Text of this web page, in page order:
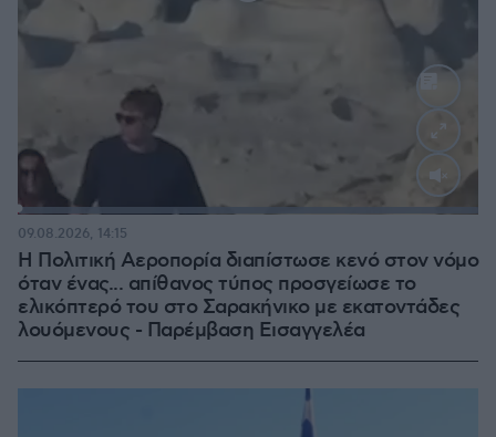
:
Η Πολιτική Αεροπορία διαπίστωσε κενό στον νόμο
όταν ένας... απίθανος τύπος προσγείωσε το
ελικόπτερό του στο Σαρακήνικο με εκατοντάδες
λουόμενους - Παρέμβαση Εισαγγελέα
09.08.2026, 14:15